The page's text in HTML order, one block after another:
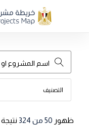
التصنيف
ظهور 50 من 324 نتيجة